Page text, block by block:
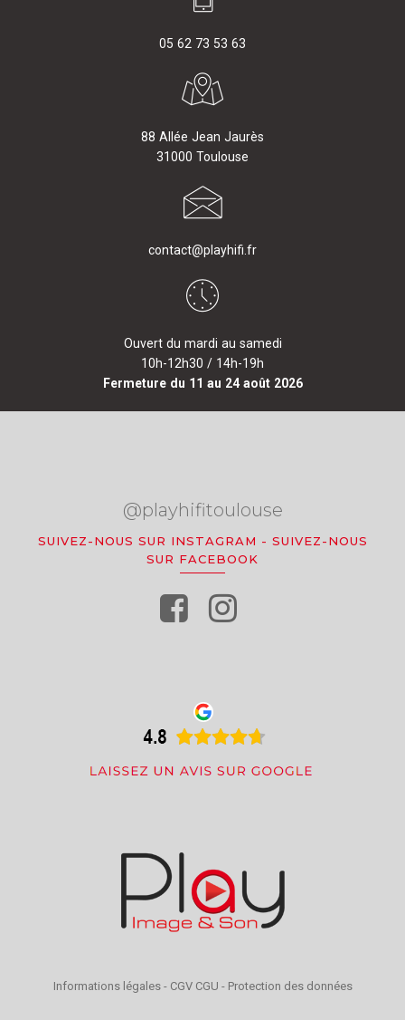
05 62 73 53 63
88 Allée Jean Jaurès
31000 Toulouse
contact@playhifi.fr
Ouvert du mardi au samedi
10h-12h30 / 14h-19h
Fermeture du 11 au 24 août 2026
@playhifitoulouse
SUIVEZ-NOUS SUR INSTAGRAM - SUIVEZ-NOUS
SUR FACEBOOK
Informations légales- CGV CGU - Protection des données